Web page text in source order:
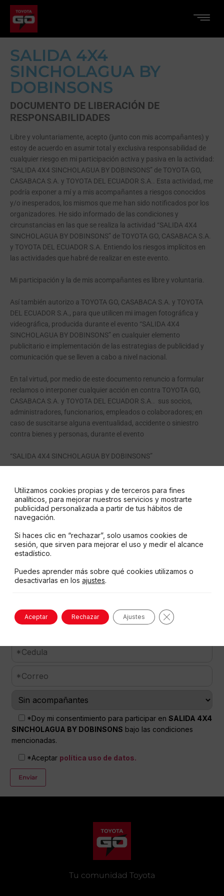
SALIDA 4X4
SINCHOLAGUA BY
DOBINSONS
DOCUMENTO DE LIBERACIÓN DE
RESPONSABILIDADES
Libre y voluntariamente, acepto (junto con mis acompañantes) y
estoy de acuerdo en asumir total y exclusiva responsabilidad de
cualquier riesgo en mi participación activa y pasiva en la actividad:
“SALIDA 4X4 SINCHOLAGUA BY DOBINSONS” de TOYOTA GO,
CASABACA S.A. y TOYOTA DEL ECUADOR S.A.. Esta actividad, me
podría exponer a mí y a mis acompañantes a riesgos conocidos
y/o inesperados, los mismos que me han sido notificados por los
organizadores. He sido informado de las condiciones y
circunstancias en las que se realiza la actividad “SALIDA 4X4
SINCHOLAGUA BY DOBINSONS” de TOYOTA GO, CASABACA S.A.
y TOYOTA DEL ECUADOR S.A. Entiendo los riesgos implícitos en
las actividades que habré de realizar en este evento.
Mi participación y la de mis acompañantes es libre y voluntaria.
Así también autorizo a TOYOTA GO, CASABACA S.A. y TOYOTA
DEL ECUADOR S.A., para que utilicen mi imagen fotográfica y
videográfica, producida durante el evento “SALIDA 4X4
SINCHOLAGUA BY DOBINSONS” en cualquier elemento
publicitario e implementación de las estrategias de publicidad y
comunicación que se lleven a cabo a nivel nacional.
En tal virtud, por medio de este documento renuncio a formular
reclamos o interponer cualquier acción en contra TOYOTA GO,
CASABACA S.A. y TOYOTA DEL ECUADOR S.A.. sus socios,
administradores, funcionarios, empleados o colaboradores; en
caso de suscitarse alguna eventualidad, accidente o siniestro
contra bienes y personas, durante el evento
“SALIDA 4X4 SINCHOLAGUA BY DOBINSONS”
mantenerlo informado sobre nuestros productos, nuestras
promociones y ofertas, así como para que participe en nuestros
sorteos. Para poder cumplir con los requisitos de consentimiento
de la LOPDP necesitamos su aceptación de política de protección
de datos personales.
Hacerlo es muy sencillo: tan solo tiene que aceptar
voluntariamente este formulario.
*Doy mi consentimiento para participar enSALIDA 4X4
SINCHOLAGUA BY DOBINSONS bajo las condiciones
mencionadas.
*Aceptar política uso de datos.
Tu comunidad Toyota
Utilizamos cookies propias y de terceros para fines
analíticos, para mejorar nuestros servicios y mostrarte
publicidad personalizada a partir de tus hábitos de
navegación.
Si haces clic en “rechazar”, solo usamos cookies de
sesión, que sirven para mejorar el uso y medir el alcance
estadístico.
Puedes aprender más sobre qué cookies utilizamos o
desactivarlas en los ajustes.
Aceptar Rechazar Ajustes Cerrar el